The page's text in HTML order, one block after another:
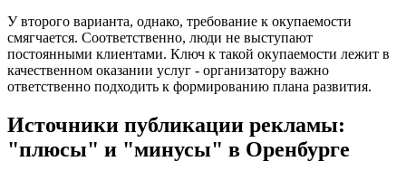
У второго варианта, однако, требование к окупаемости
смягчается. Соответственно, люди не выступают
постоянными клиентами. Ключ к такой окупаемости лежит в
качественном оказании услуг - организатору важно
ответственно подходить к формированию плана развития.
Источники публикации рекламы:
"плюсы" и "минусы" в Оренбурге